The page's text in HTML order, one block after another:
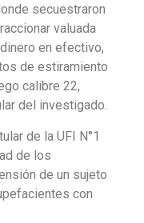
secuestraron
valuada
en efectivo,
de estiramiento
calibre 22,
del investigado.
de la UFI N°1
de los
de un sujeto
con